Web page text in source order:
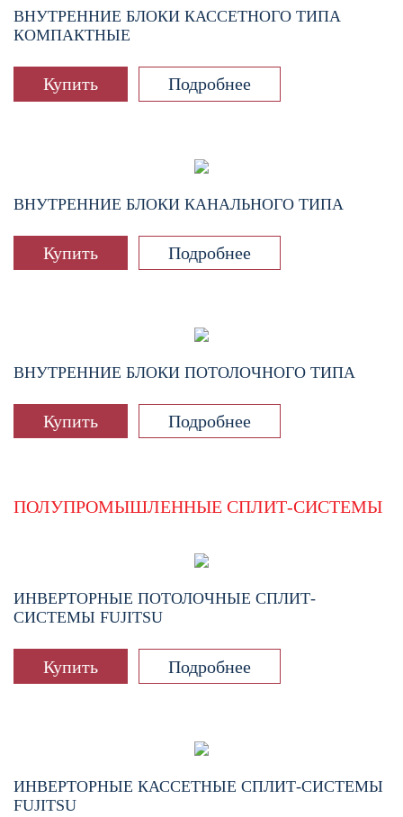
ВНУТРЕННИЕ БЛОКИ КАССЕТНОГО ТИПА
КОМПАКТНЫЕ
Купить Подробнее
ВНУТРЕННИЕ БЛОКИ КАНАЛЬНОГО ТИПА
Купить Подробнее
ВНУТРЕННИЕ БЛОКИ ПОТОЛОЧНОГО ТИПА
Купить Подробнее
ПОЛУПРОМЫШЛЕННЫЕ СПЛИТ-СИСТЕМЫ
ИНВЕРТОРНЫЕ ПОТОЛОЧНЫЕ СПЛИТ-
СИСТЕМЫ FUJITSU
Купить Подробнее
ИНВЕРТОРНЫЕ КАССЕТНЫЕ СПЛИТ-СИСТЕМЫ
FUJITSU